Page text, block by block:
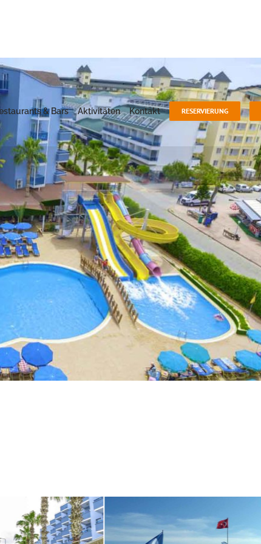
& Bars Aktivitäten Kontakt RESERVIERUNG